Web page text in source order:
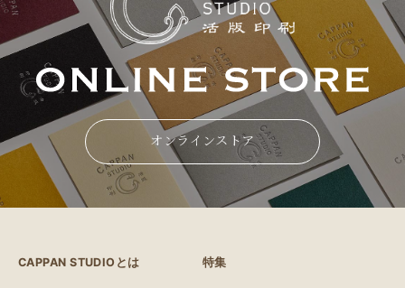
オンラインストア
CAPPAN STUDIOとは 特集